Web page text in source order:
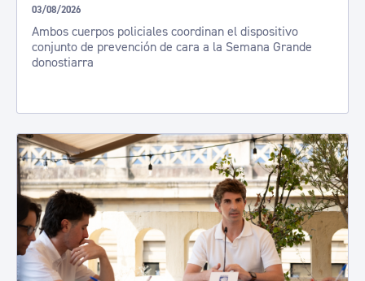
03/08/2026
Ambos cuerpos policiales coordinan el dispositivo
conjunto de prevención de cara a la Semana Grande
donostiarra